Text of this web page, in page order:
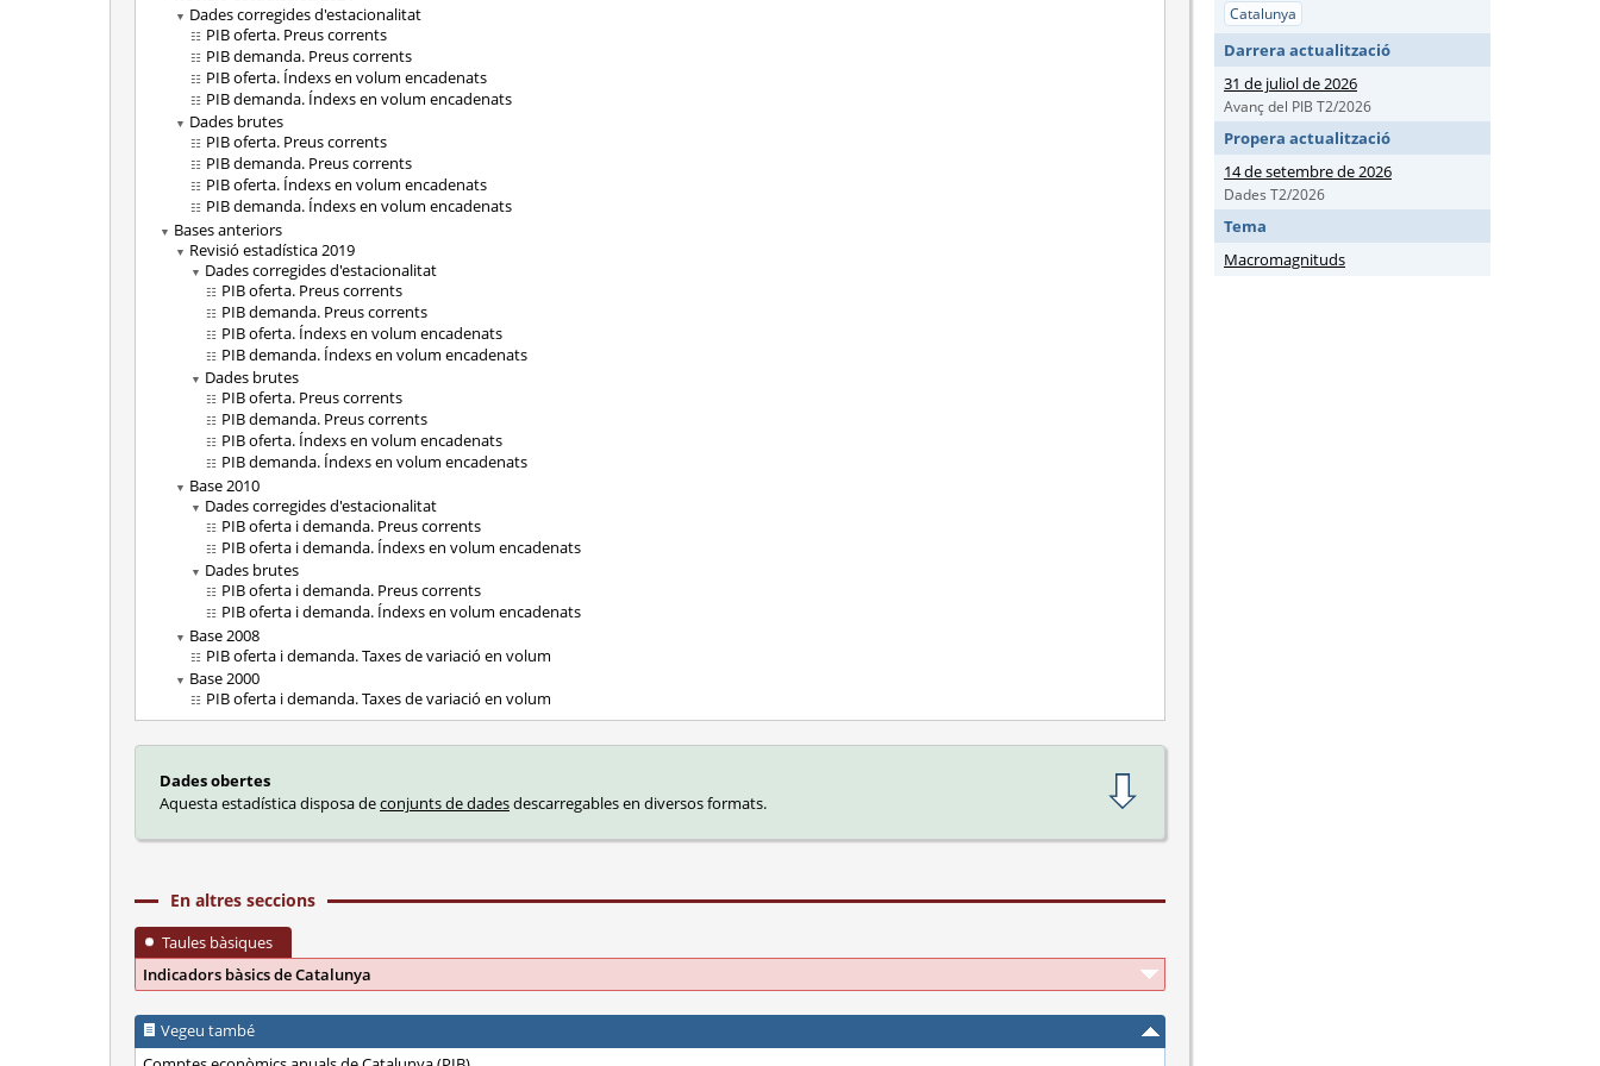
Dades corregides d'estacionalitat
PIB oferta. Preus corrents
PIB demanda. Preus corrents
PIB oferta. Índexs en volum encadenats
PIB demanda. Índexs en volum encadenats
Dades brutes
PIB oferta. Preus corrents
PIB demanda. Preus corrents
PIB oferta. Índexs en volum encadenats
PIB demanda. Índexs en volum encadenats
Bases anteriors
Revisió estadística 2019
Dades corregides d'estacionalitat
PIB oferta. Preus corrents
PIB demanda. Preus corrents
PIB oferta. Índexs en volum encadenats
PIB demanda. Índexs en volum encadenats
Dades brutes
PIB oferta. Preus corrents
PIB demanda. Preus corrents
PIB oferta. Índexs en volum encadenats
PIB demanda. Índexs en volum encadenats
Base 2010
Dades corregides d'estacionalitat
PIB oferta i demanda. Preus corrents
PIB oferta i demanda. Índexs en volum encadenats
Dades brutes
PIB oferta i demanda. Preus corrents
PIB oferta i demanda. Índexs en volum encadenats
Base 2008
PIB oferta i demanda. Taxes de variació en volum
Base 2000
PIB oferta i demanda. Taxes de variació en volum
Dades obertes
Aquesta estadística disposa deconjunts de dadesdescarregables en diversos formats.
En altres seccions
Taules bàsiques
Indicadors bàsics de Catalunya
Vegeu també
Catalunya
Darrera actualització
31 de juliol de 2026
Avanç del PIB T2/2026
Propera actualització
14 de setembre de 2026
Dades T2/2026
Tema
Macromagnituds